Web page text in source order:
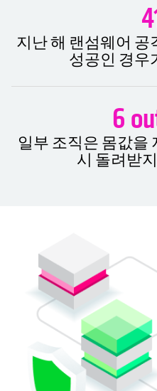
지난 해 랜섬웨어 공
성공인 경우
6
일부 조직은 몸값을
시 돌려받